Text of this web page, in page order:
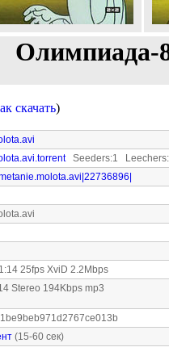
Олимпиада-
скачать)
Seeders:1
25fps XviD 2.2Mbps
Stereo 194Kbps mp3
(15-60 сек)